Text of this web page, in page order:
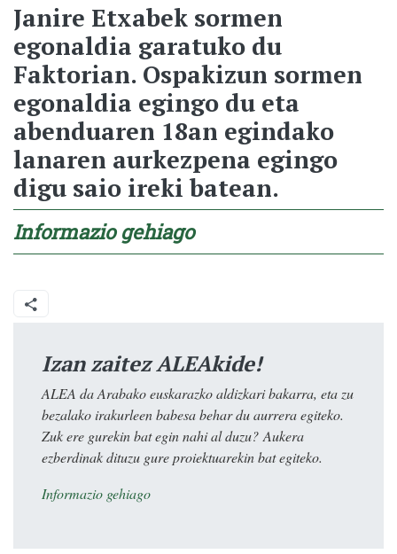
Janire Etxabek sormen
egonaldia garatuko du
Faktorian. Ospakizun sormen
egonaldia egingo du eta
abenduaren 18an egindako
lanaren aurkezpena egingo
digu saio ireki batean.
Informazio gehiago
Izan zaitez ALEAkide!
ALEA da Arabako euskarazko aldizkari bakarra, eta zu
bezalako irakurleen babesa behar du aurrera egiteko.
Zuk ere gurekin bat egin nahi al duzu? Aukera
ezberdinak dituzu gure proiektuarekin bat egiteko.
Informazio gehiago